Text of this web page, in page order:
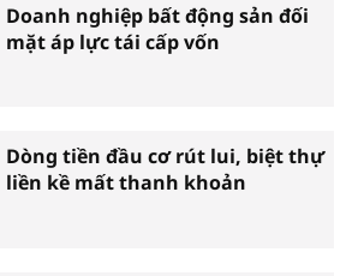
Doanh nghiệp bất động sản đối
mặt áp lực tái cấp vốn
Dòng tiền đầu cơ rút lui, biệt thự
liền kề mất thanh khoản